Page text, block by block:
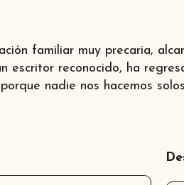
familiar muy precaria,
escritor reconocido, ha
nadie nos hacemos